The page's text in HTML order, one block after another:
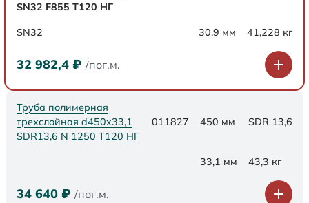
SN32 F855 Т120 НГ
SN32 30,9 мм 41,228 кг
32 982,4 ₽ /пог.м.
Труба полимерная
трехслойная d450x33,1
SDR13,6 N 1250 Т120 НГ
011827 450 мм SDR 13,6
33,1 мм 43,3 кг
34 640 ₽ /пог.м.